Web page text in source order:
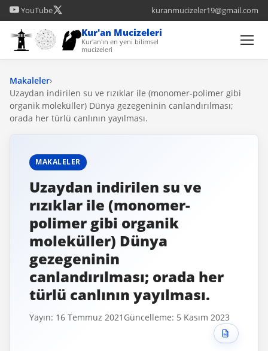
YouTube kuranmucizeler19@gmail.com
Kur'an Mucizeleri
Kur'an'ın en yeni bilimsel
mucizeleri
Makaleler›
Uzaydan indirilen su ve rızıklar ile (monomer-polimer gibi
organik moleküller) Dünya gezegeninin canlandırılması;
orada her türlü canlının yayılması.
MAKALELER
Uzaydan indirilen su ve
rızıklar ile (monomer-
polimer gibi organik
moleküller) Dünya
gezegeninin
canlandırılması; orada her
türlü canlının yayılması.
Yayın: 16 Temmuz 2021 Güncelleme: 5 Kasım 2023